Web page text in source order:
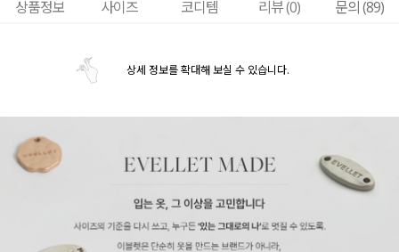
상품정보 사이즈 코디템 리뷰 (0) 문의 (89)
상세 정보를 확대해 보실 수 있습니다.